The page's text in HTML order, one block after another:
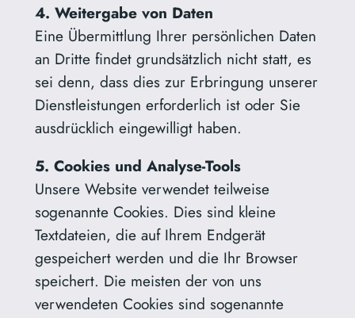
4. Weitergabe von Daten
Eine Übermittlung Ihrer persönlichen Daten
an Dritte findet grundsätzlich nicht statt, es
sei denn, dass dies zur Erbringung unserer
Dienstleistungen erforderlich ist oder Sie
ausdrücklich eingewilligt haben.
5. Cookies und Analyse-Tools
Unsere Website verwendet teilweise
sogenannte Cookies. Dies sind kleine
Textdateien, die auf Ihrem Endgerät
gespeichert werden und die Ihr Browser
speichert. Die meisten der von uns
verwendeten Cookies sind sogenannte